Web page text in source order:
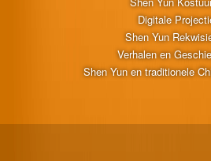
Digitale
Shen Yun
Verhalen en
Shen Yun en traditionele